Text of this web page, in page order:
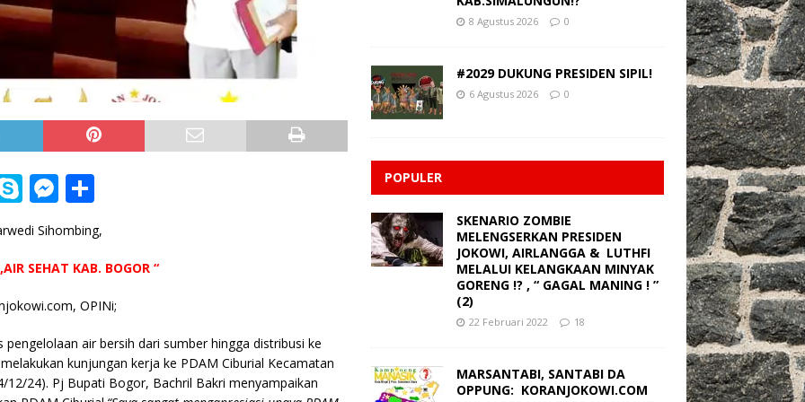
S
k
y
p
e
M
e
ss
e
n
g
e
r
ar
e
Sihombing,
SEHAT KAB. BOGOR “
OPINi;
air bersih dari sumber hingga distribusi ke
kunjungan kerja ke PDAM Ciburial Kecamatan
12/24). Pj Bupati Bogor, Bachril Bakri menyampaikan
8 Agustus 2026 0
#2029 DUKUNG PRESIDEN SIPIL!
6 Agustus 2026 0
POPULER
SKENARIO ZOMBIE
MELENGSERKAN PRESIDEN
JOKOWI, AIRLANGGA & LUTHFI
MELALUI KELANGKAAN MINYAK
GORENG !? , “ GAGAL MANING ! ”
(2)
22 Februari 2022 18
MARSANTABI, SANTABI DA
OPPUNG: KORANJOKOWI.COM